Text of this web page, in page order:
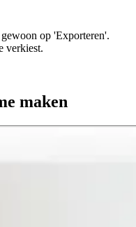
op 'Exporteren'.
verkiest.
maken